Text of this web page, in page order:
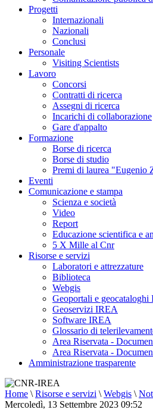
Progetti
Internazionali
Nazionali
Conclusi
Personale
Visiting Scientists
Lavoro
Concorsi
Contratti di ricerca
Assegni di ricerca
Incarichi di collaborazione
Gare d'appalto
Formazione
Borse di ricerca
Borse di studio
Premi di laurea "Eugenio
Eventi
Comunicazione e stampa
Scienza e società
Video
Report
Educazione scientifica e
5 X Mille al Cnr
Risorse e servizi
Laboratori e attrezzature
Biblioteca
Webgis
Geoportali e geocataloghi
Geoservizi IREA
Software IREA
Glossario di
Area Riservata -
Area Riservata -
Amministrazione trasparente
Home \ Risorse e servizi \ Webgis \
Mercoledì, 13 Settembre 2023 09:52